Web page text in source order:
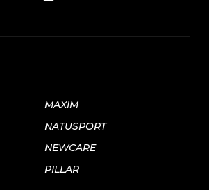
MAXIM
NATUSPORT
NEWCARE
PILLAR